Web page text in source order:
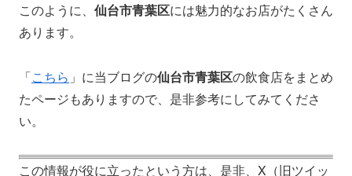
このように、 仙台市青葉区には魅力的なお店がたくさん
あります。
「こちら 」に当ブログの仙台市青葉区の飲食店をまとめ
たページもありますので、是非参考にしてみてくださ
い。
この情報が役に立ったという方は、是非、X（旧ツイッ